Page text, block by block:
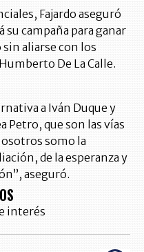
Fajardo aseguró
su campaña para ganar
sin aliarse con los
De La Calle.
a Iván Duque y
Petro, que son las vías
somo la
de la esperanza y
aseguró.
interés